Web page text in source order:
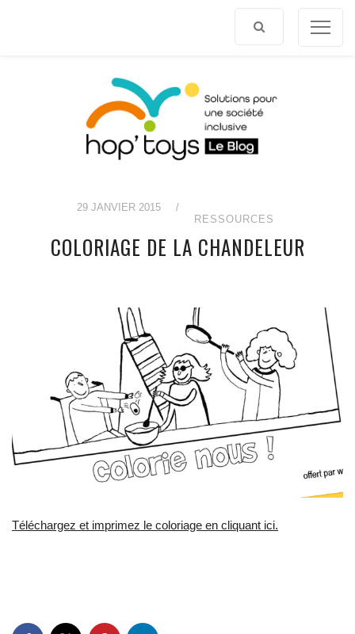
29 JANVIER 2015
/
RESSOURCES
COLORIAGE DE LA CHANDELEUR
Téléchargez et imprimez le coloriage en cliquant ici.